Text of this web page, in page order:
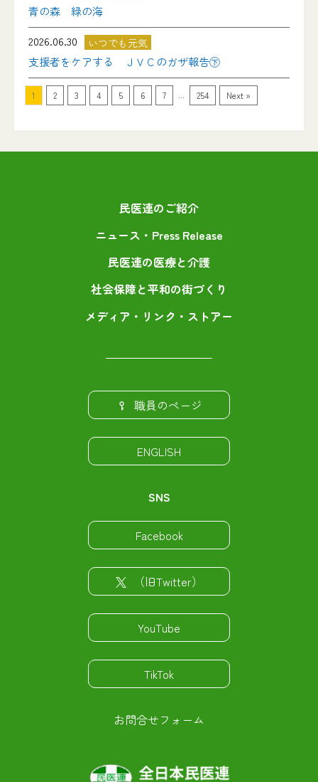
青の森 緑の海
2026.06.30
いつでも元気
支援者をケアする ＪＶＣのガザ報告㊦
1 2 3 4 5 6 7 254 Next »
民医連のご紹介
ニュース・Press Release
民医連の医療と介護
社会保障と平和の街づくり
メディア・リンク・ストアー
職員のページ
ENGLISH
SNS
Facebook
（旧Twitter）
YouTube
TikTok
お問合せフォーム